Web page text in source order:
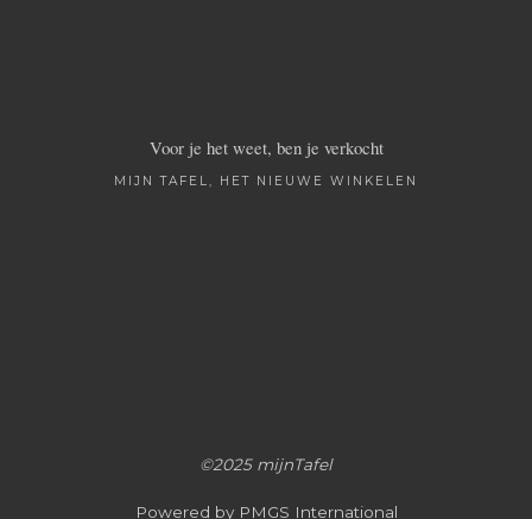
Voor je het weet, ben je verkocht
MIJN TAFEL, HET NIEUWE WINKELEN
©2025 mijnTafel
Powered by PMGS International